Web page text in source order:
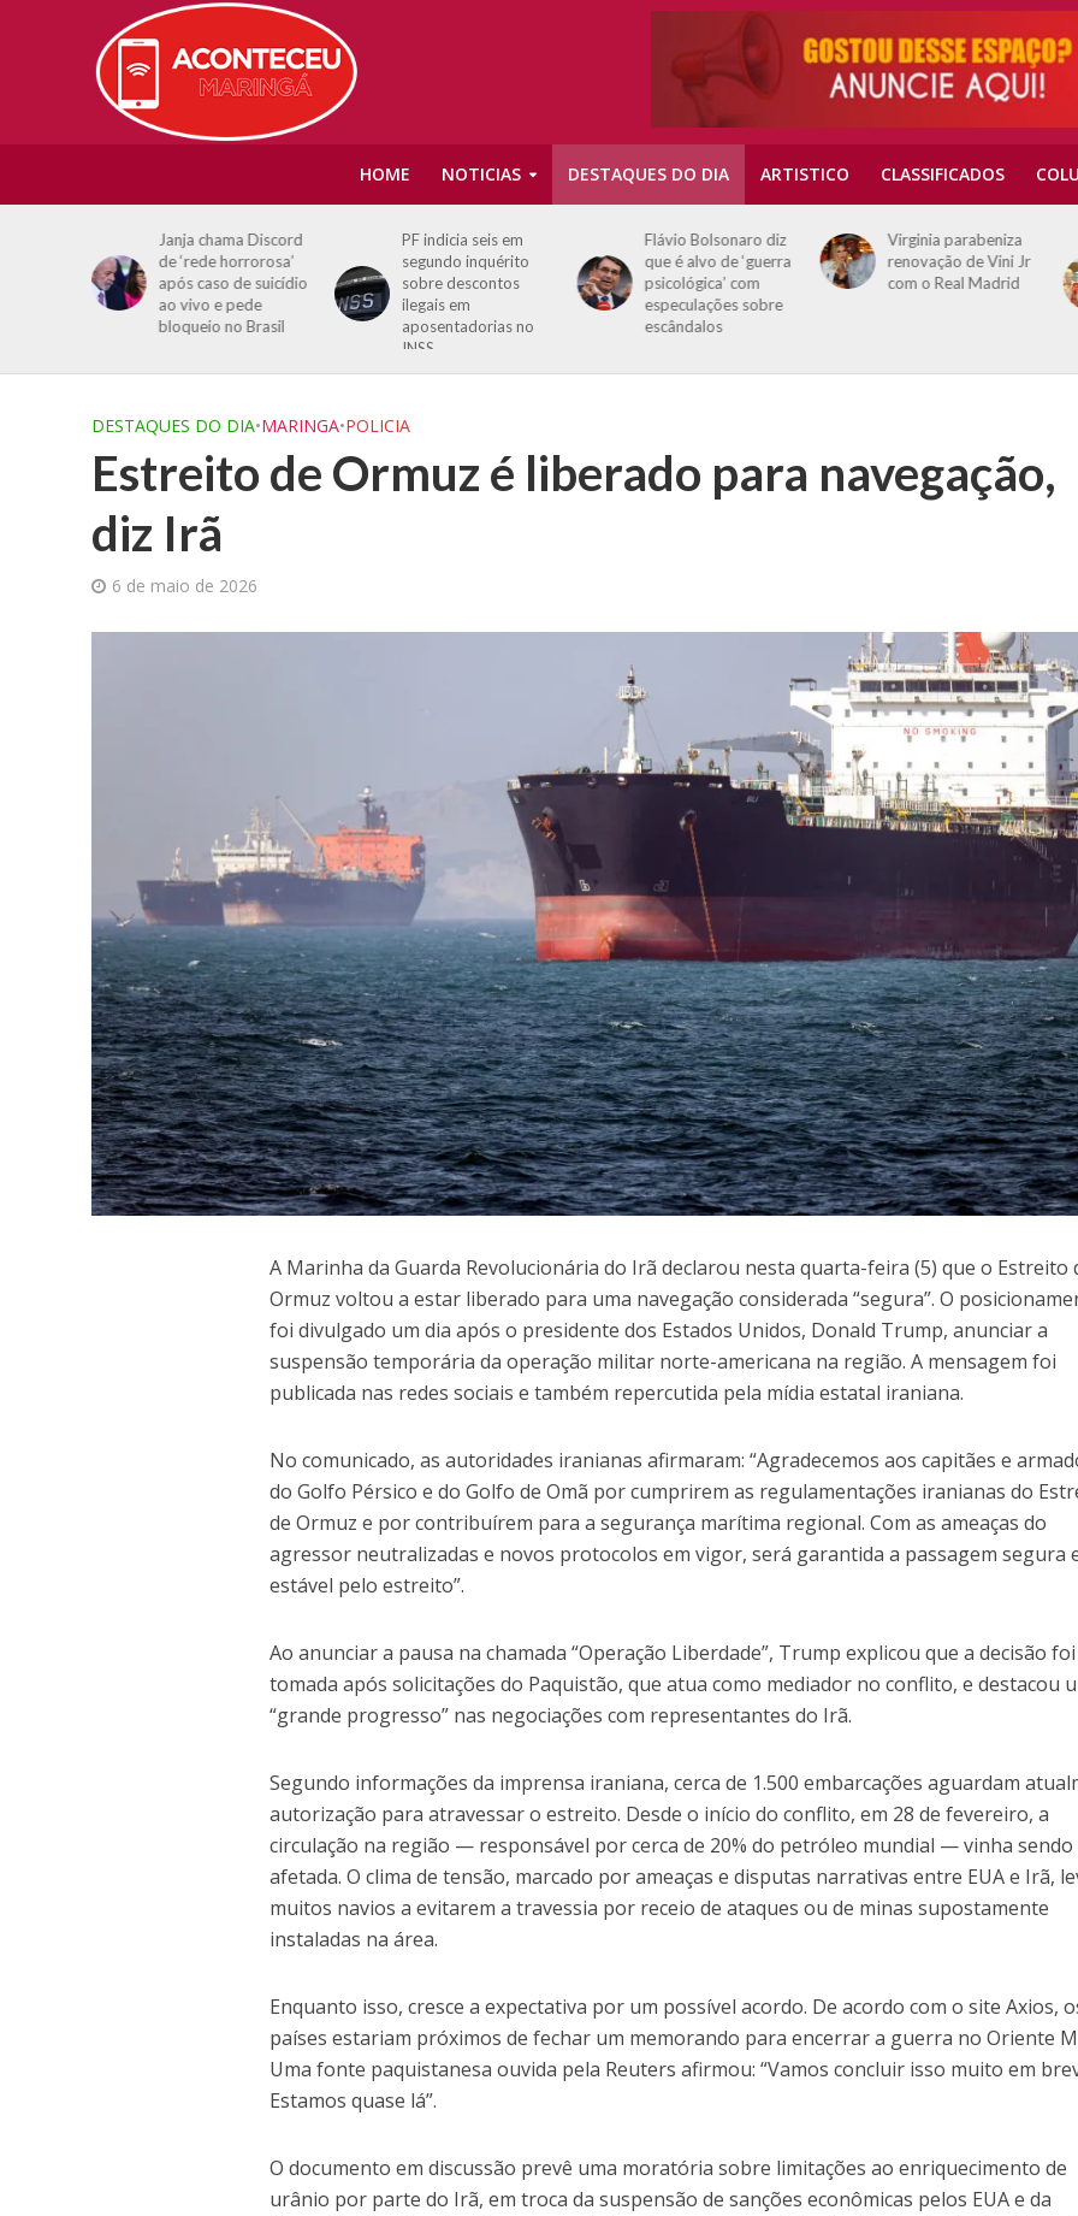
HOME NOTICIAS DESTAQUES DO DIA ARTISTICO CLASSIFICADOS
Janja chama Discord
de ‘rede horrorosa’
após caso de suicídio
ao vivo e pede
bloqueio no Brasil
PF indicia seis em
segundo inquérito
sobre descontos
ilegais em
aposentadorias no
INSS
Flávio Bolsonaro diz
que é alvo de ‘guerra
psicológica’ com
especulações sobre
escândalos
Virginia parabeniza
renovação de Vini Jr
com o Real Madrid
DESTAQUES DO DIA•MARINGA•POLICIA
Estreito de Ormuz é liberado para navegação,
diz Irã
6 de maio de 2026
A Marinha da Guarda Revolucionária do Irã declarou nesta quarta-feira (5) que o Estreito
Ormuz voltou a estar liberado para uma navegação considerada “segura”. O
foi divulgado um dia após o presidente dos Estados Unidos, Donald Trump, anunciar a
suspensão temporária da operação militar norte-americana na região. A mensagem foi
publicada nas redes sociais e também repercutida pela mídia estatal iraniana.
No comunicado, as autoridades iranianas afirmaram: “Agradecemos aos capitães e
do Golfo Pérsico e do Golfo de Omã por cumprirem as regulamentações iranianas do
de Ormuz e por contribuírem para a segurança marítima regional. Com as ameaças do
agressor neutralizadas e novos protocolos em vigor, será garantida a passagem segura
estável pelo estreito”.
Ao anunciar a pausa na chamada “Operação Liberdade”, Trump explicou que a decisão foi
tomada após solicitações do Paquistão, que atua como mediador no conflito, e destacou
“grande progresso” nas negociações com representantes do Irã.
Segundo informações da imprensa iraniana, cerca de 1.500 embarcações aguardam
autorização para atravessar o estreito. Desde o início do conflito, em 28 de fevereiro, a
circulação na região — responsável por cerca de 20% do petróleo mundial — vinha sendo
afetada. O clima de tensão, marcado por ameaças e disputas narrativas entre EUA e Irã,
muitos navios a evitarem a travessia por receio de ataques ou de minas supostamente
instaladas na área.
Enquanto isso, cresce a expectativa por um possível acordo. De acordo com o site Axios,
países estariam próximos de fechar um memorando para encerrar a guerra no Oriente
Uma fonte paquistanesa ouvida pela Reuters afirmou: “Vamos concluir isso muito em
Estamos quase lá”.
O documento em discussão prevê uma moratória sobre limitações ao enriquecimento de
urânio por parte do Irã, em troca da suspensão de sanções econômicas pelos EUA e da